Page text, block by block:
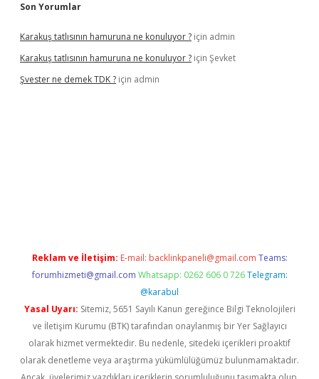
Son Yorumlar
Karakuş tatlısının hamuruna ne konuluyor ? için admin
Karakuş tatlısının hamuruna ne konuluyor ? için Şevket
Şvester ne demek TDK ? için admin
Reklam ve İletişim: E-mail: backlinkpaneli@gmail.com Teams:
forumhizmeti@gmail.com Whatsapp: 0262 606 0 726 Telegram:
@karabul
Yasal Uyarı: Sitemiz, 5651 Sayılı Kanun gereğince Bilgi Teknolojileri
ve İletişim Kurumu (BTK) tarafından onaylanmış bir Yer Sağlayıcı
olarak hizmet vermektedir. Bu nedenle, sitedeki içerikleri proaktif
olarak denetleme veya araştırma yükümlülüğümüz bulunmamaktadır.